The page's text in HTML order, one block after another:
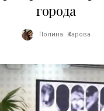
города
Полина Жарова